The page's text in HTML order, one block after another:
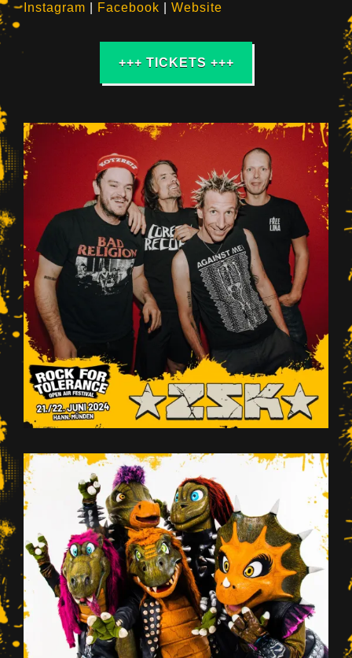
Instagram Facebook Website
+++ TICKETS +++